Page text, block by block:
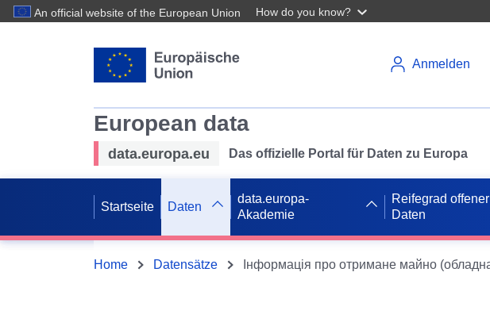
An official website of the European Union How do you know?
Anmelden
European data
data.europa.eu Das offizielle Portal für Daten zu Europa
Startseite Daten
data.europa-
Akademie
Reifegrad offener
Daten
Home Datensätze